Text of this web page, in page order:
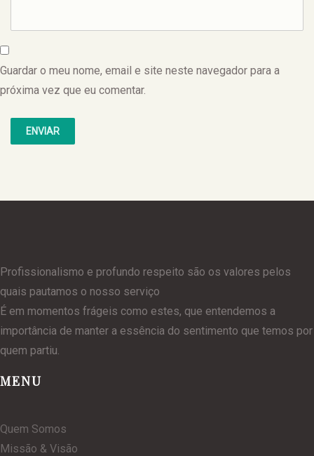
Guardar o meu nome, email e site neste navegador para a
próxima vez que eu comentar.
Profissionalismo e profundo respeito são os valores pelos
quais pautamos o nosso serviço
É em momentos frágeis como estes, que entendemos a
importância de manter a essência do sentimento que temos por
quem partiu.
MENU
Quem Somos
Missão & Visão